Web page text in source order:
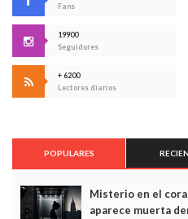
Fans
19900
Seguidores
+ 6200
Lectores diarios
POPULARES
Misterio en el
aparece muerta